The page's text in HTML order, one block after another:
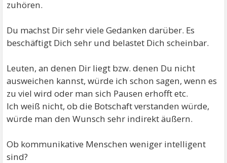
zuhören.
Du machst Dir sehr viele Gedanken darüber. Es
beschäftigt Dich sehr und belastet Dich scheinbar.
Leuten, an denen Dir liegt bzw. denen Du nicht
ausweichen kannst, würde ich schon sagen, wenn es
zu viel wird oder man sich Pausen erhofft etc.
Ich weiß nicht, ob die Botschaft verstanden würde,
würde man den Wunsch sehr indirekt äußern.
Ob kommunikative Menschen weniger intelligent
sind?